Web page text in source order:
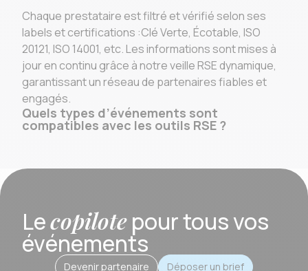
Chaque prestataire est filtré et vérifié selon ses
labels et certifications :Clé Verte, Écotable, ISO
20121, ISO 14001, etc. Les informations sont mises à
jour en continu grâce à notre veille RSE dynamique,
garantissant un réseau de partenaires fiables et
engagés.
Quels types d’événements sont
compatibles avec les outils RSE ?
Lecopilotepour tous vos
événements
Devenir partenaire Déposer un brief